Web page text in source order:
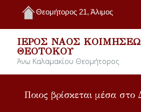
Θεομήτορος 21, Άλιμος
ΙΕΡΌΣ ΝΑΌΣ
ΘΕΟΤΌΚΟΥ
Άνω Καλαμακίου Θεομήτορος
Ποιος βρίσκεται μέσα στο